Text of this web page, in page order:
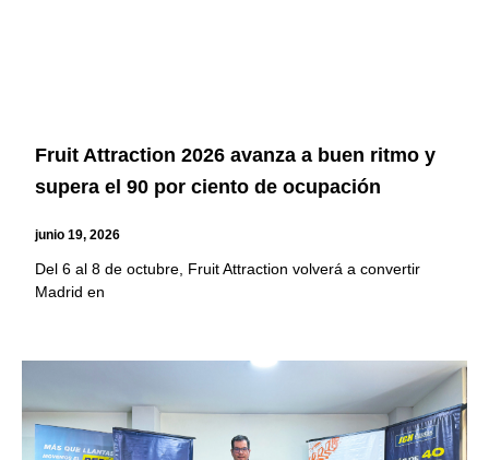
Fruit Attraction 2026 avanza a buen ritmo y
supera el 90 por ciento de ocupación
junio 19, 2026
Del 6 al 8 de octubre, Fruit Attraction volverá a convertir
Madrid en